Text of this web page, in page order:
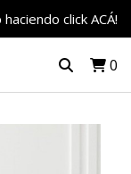
click ACÁ!
0